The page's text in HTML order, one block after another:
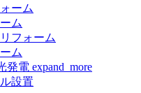
ーム
ム
フォーム
ム
発電 expand_more
設置